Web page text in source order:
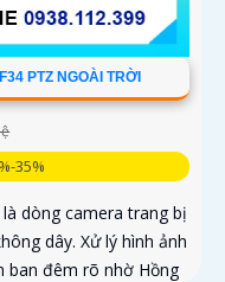
PTZ NGOÀI TRỜI
35%
là dòng camera trang bị
dây. Xử lý hình ảnh
ban đêm rõ nhờ Hồng